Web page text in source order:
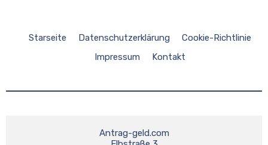
Starseite Datenschutzerklärung
Cookie-Richtlinie
Impressum
Kontakt
Antrag-geld.com